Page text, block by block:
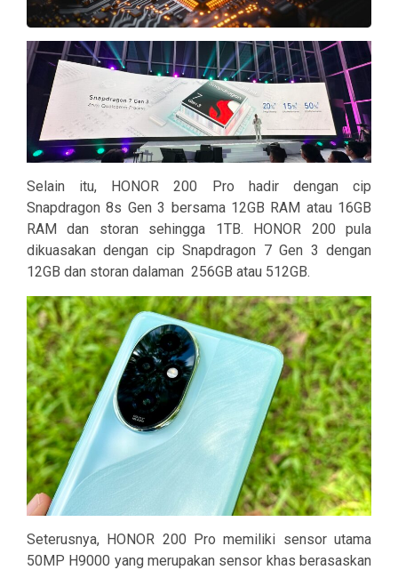
Selain itu, HONOR 200 Pro hadir dengan cip
Snapdragon 8s Gen 3 bersama 12GB RAM atau 16GB
RAM dan storan sehingga 1TB. HONOR 200 pula
dikuasakan dengan cip Snapdragon 7 Gen 3 dengan
12GB dan storan dalaman 256GB atau 512GB.
Seterusnya, HONOR 200 Pro memiliki sensor utama
50MP H9000 yang merupakan sensor khas berasaskan